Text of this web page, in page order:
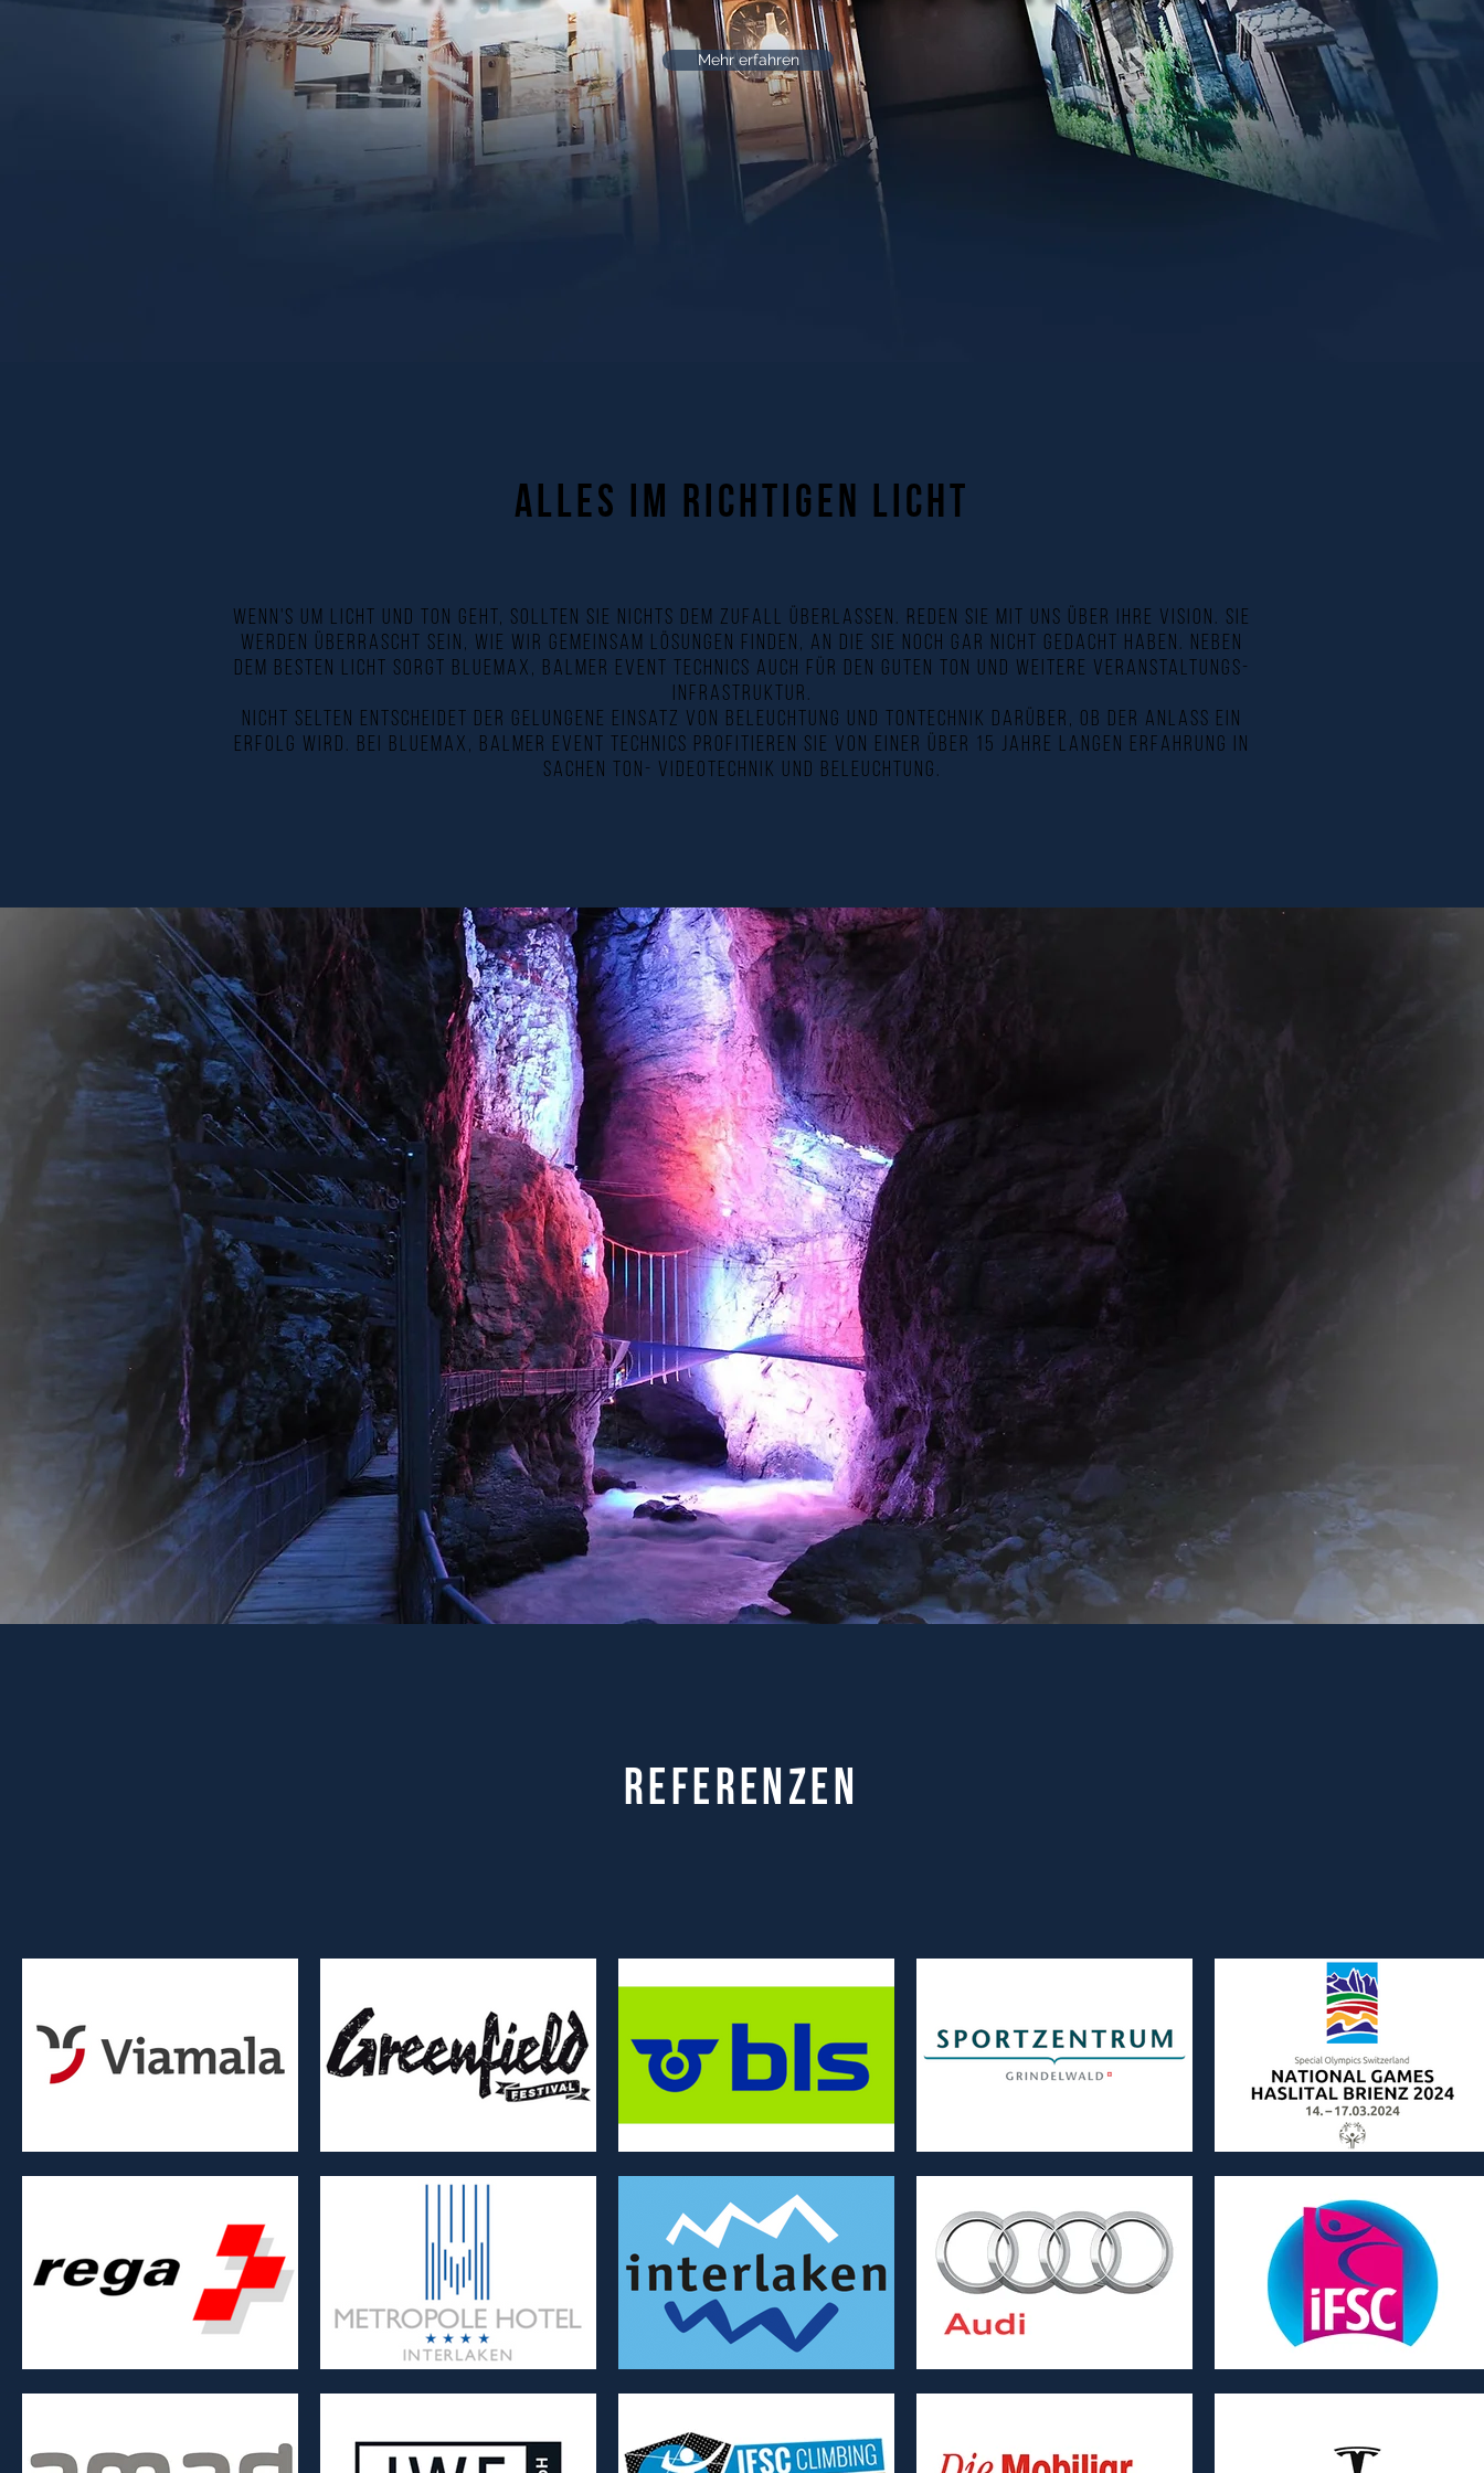
Mehr erfahren
alles im richtigen licht
Wenn's um Licht und Ton geht, sollten Sie nichts dem Zufall überlassen. Reden Sie mit uns über Ihre Vision. Sie
werden überrascht sein, wie wir gemeinsam Lösungen finden, an die Sie noch gar nicht gedacht haben. Neben
dem besten Licht sorgt BlueMax, Balmer Event Technics auch für den guten Ton und weitere Veranstaltungs-
Infrastruktur.
Nicht selten entscheidet der gelungene Einsatz von Beleuchtung und Tontechnik darüber, ob der Anlass ein
Erfolg wird. Bei BlueMax, Balmer Event Technics profitieren Sie von einer über 15 Jahre langen Erfahrung in
Sachen Ton- VIDEOtechnik und Beleuchtung.
referenzen